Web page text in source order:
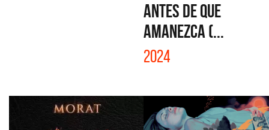
ANTES DE QUE
AMANEZCA (...
2024